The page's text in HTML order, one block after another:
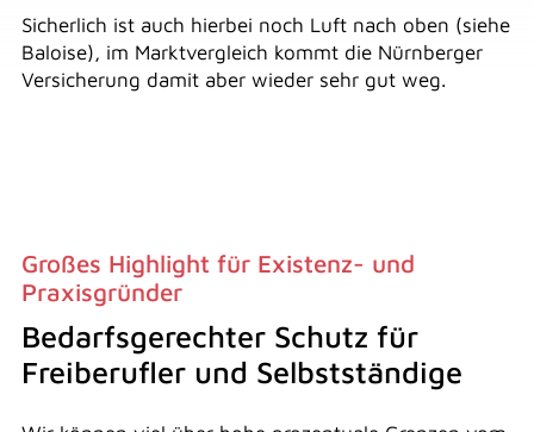
Sicherlich ist auch hierbei noch Luft nach oben (siehe
Baloise), im Marktvergleich kommt die Nürnberger
Versicherung damit aber wieder sehr gut weg.
Großes Highlight für Existenz- und
Praxisgründer
Bedarfsgerechter Schutz für
Freiberufler und Selbstständige